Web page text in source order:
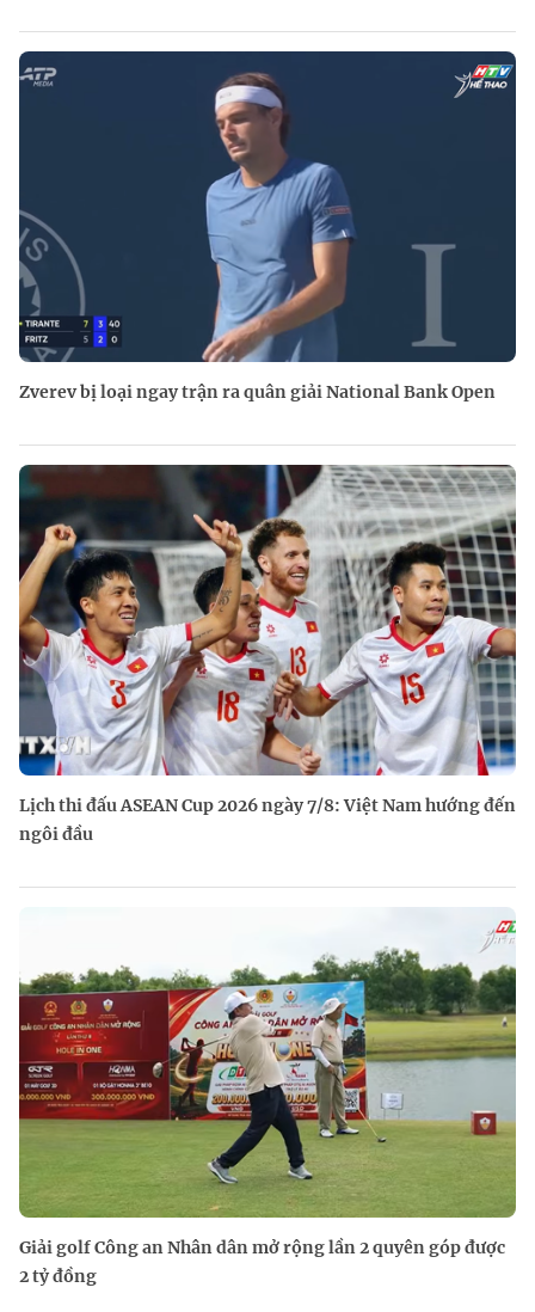
Zverev bị loại ngay trận ra quân giải National Bank Open
Lịch thi đấu ASEAN Cup 2026 ngày 7/8: Việt Nam hướng đến
ngôi đầu
Giải golf Công an Nhân dân mở rộng lần 2 quyên góp được
2 tỷ đồng